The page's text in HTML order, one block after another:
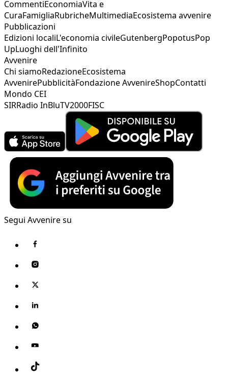
CommentiEconomiaVita e
CuraFamigliaRubricheMultimediaEcosistema avvenire
Pubblicazioni
Edizioni localiL'economia civileGutenbergPopotusPop
UpLuoghi dell'Infinito
Avvenire
Chi siamoRedazioneEcosistema
AvvenirePubblicitàFondazione AvvenireShopContatti
Mondo CEI
SIRRadio InBluTV2000FISC
Segui Avvenire su